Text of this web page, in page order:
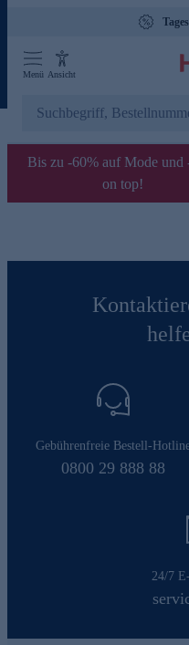
Menü Ansicht
Bis zu -60% auf Mode und
on top!
Gebührenfreie Bestell-
0800 29 888 88
24/7